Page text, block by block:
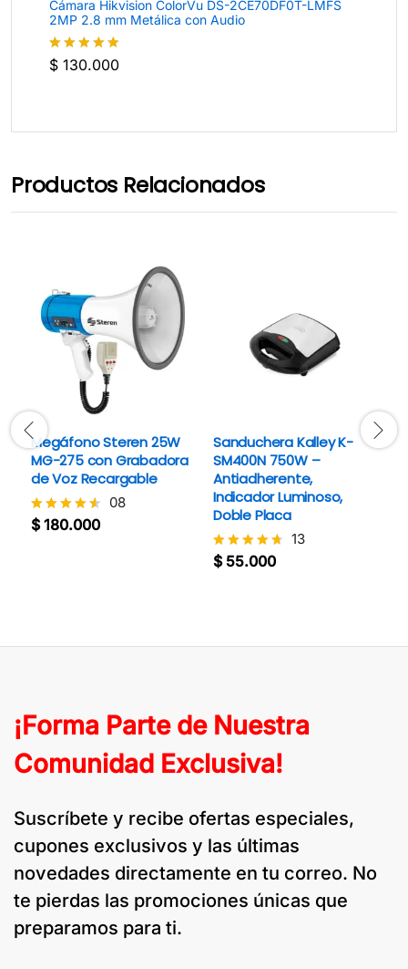
Cámara Hikvision ColorVu DS-2CE70DF0T-LMFS
2MP 2.8 mm Metálica con Audio
Valorado
$ 130.000
Productos Relacionados
Megáfono Steren 25W
MG-275 con Grabadora
de Voz Recargable
Valorado
08
$180.000
Sanduchera Kalley K-
SM400N 750W –
Antiadherente,
Indicador Luminoso,
Doble Placa
Valorado
13
$55.000
¡Forma Parte de Nuestra
Comunidad Exclusiva!
Suscríbete y recibe ofertas especiales,
cupones exclusivos y las últimas
novedades directamente en tu correo. No
te pierdas las promociones únicas que
preparamos para ti.